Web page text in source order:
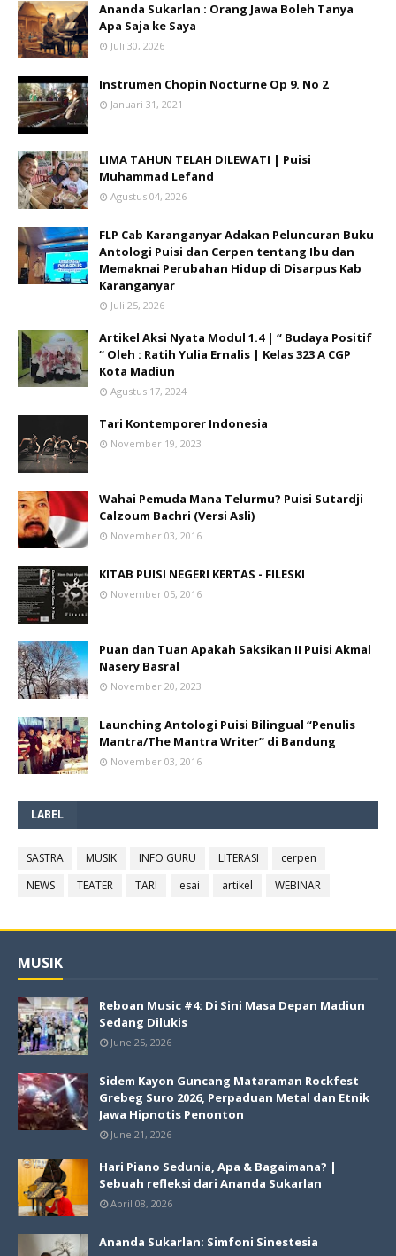
Ananda Sukarlan : Orang Jawa Boleh Tanya
Apa Saja ke Saya
Juli 30, 2026
Instrumen Chopin Nocturne Op 9. No 2
Januari 31, 2021
LIMA TAHUN TELAH DILEWATI | Puisi
Muhammad Lefand
Agustus 04, 2026
FLP Cab Karanganyar Adakan Peluncuran Buku
Antologi Puisi dan Cerpen tentang Ibu dan
Memaknai Perubahan Hidup di Disarpus Kab
Karanganyar
Juli 25, 2026
Artikel Aksi Nyata Modul 1.4 | “ Budaya Positif
“ Oleh : Ratih Yulia Ernalis | Kelas 323 A CGP
Kota Madiun
Agustus 17, 2024
Tari Kontemporer Indonesia
November 19, 2023
Wahai Pemuda Mana Telurmu? Puisi Sutardji
Calzoum Bachri (Versi Asli)
November 03, 2016
KITAB PUISI NEGERI KERTAS - FILESKI
November 05, 2016
Puan dan Tuan Apakah Saksikan II Puisi Akmal
Nasery Basral
November 20, 2023
Launching Antologi Puisi Bilingual “Penulis
Mantra/The Mantra Writer” di Bandung
November 03, 2016
LABEL
SASTRA MUSIK INFO GURU LITERASI
cerpen
NEWS
TEATER TARI esai artikel WEBINAR
MUSIK
Reboan Music #4: Di Sini Masa Depan Madiun
Sedang Dilukis
June 25, 2026
Sidem Kayon Guncang Mataraman Rockfest
Grebeg Suro 2026, Perpaduan Metal dan Etnik
Jawa Hipnotis Penonton
June 21, 2026
Hari Piano Sedunia, Apa & Bagaimana? |
Sebuah refleksi dari Ananda Sukarlan
April 08, 2026
Ananda Sukarlan: Simfoni Sinestesia